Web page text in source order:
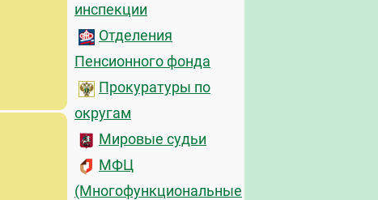
инспекции
Отделения
Пенсионного фонда
Прокуратуры по
округам
Мировые судьи
МФЦ
(Многофункциональные